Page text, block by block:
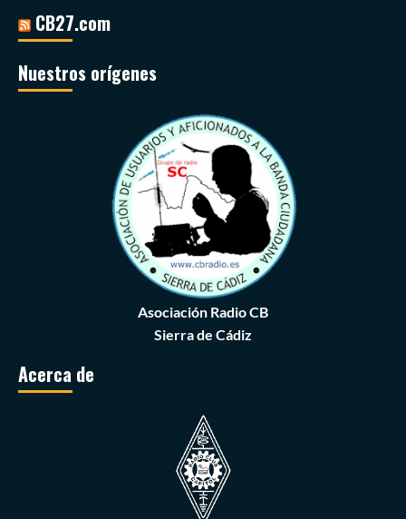
CB27.com
Nuestros orígenes
Asociación Radio CB
Sierra de Cádiz
Acerca de